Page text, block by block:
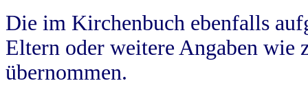
Die im Kirchenbuch ebenfalls
Eltern oder weitere Angaben wie
übernommen.